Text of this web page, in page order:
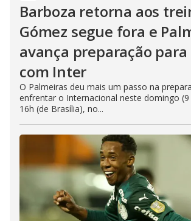
Barboza retorna aos
Gómez segue fora e
avança preparação
com Inter
O Palmeiras deu mais um passo na
enfrentar o Internacional neste domingo
16h (de Brasília), no...